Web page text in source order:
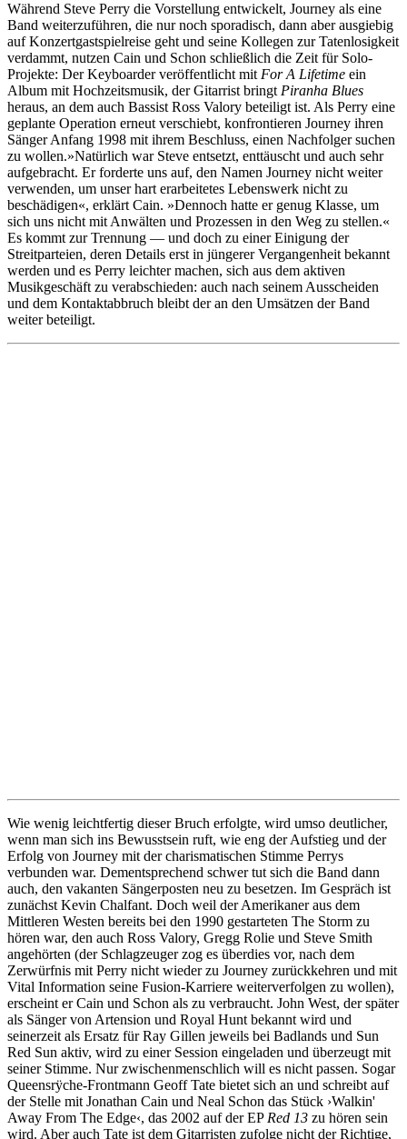
Während Steve Perry die Vorstellung entwickelt, Journey als eine
Band weiterzuführen, die nur noch sporadisch, dann aber ausgiebig
auf Konzertgastspielreise geht und seine Kollegen zur Tatenlosigkeit
verdammt, nutzen Cain und Schon schließlich die Zeit für Solo-
Projekte: Der Keyboarder veröffentlicht mit For A Lifetime ein
Album mit Hochzeitsmusik, der Gitarrist bringt Piranha Blues
heraus, an dem auch Bassist Ross Valory beteiligt ist. Als Perry eine
geplante Operation erneut verschiebt, konfrontieren Journey ihren
Sänger Anfang 1998 mit ihrem Beschluss, einen Nachfolger suchen
zu wollen.»Natürlich war Steve entsetzt, enttäuscht und auch sehr
aufgebracht. Er forderte uns auf, den Namen Journey nicht weiter
verwenden, um unser hart erarbeitetes Lebenswerk nicht zu
beschädigen«, erklärt Cain. »Dennoch hatte er genug Klasse, um
sich uns nicht mit Anwälten und Prozessen in den Weg zu stellen.«
Es kommt zur Trennung — und doch zu einer Einigung der
Streitparteien, deren Details erst in jüngerer Vergangenheit bekannt
werden und es Perry leichter machen, sich aus dem aktiven
Musikgeschäft zu verabschieden: auch nach seinem Ausscheiden
und dem Kontaktabbruch bleibt der an den Umsätzen der Band
weiter beteiligt.
Wie wenig leichtfertig dieser Bruch erfolgte, wird umso deutlicher,
wenn man sich ins Bewusstsein ruft, wie eng der Aufstieg und der
Erfolg von Journey mit der charismatischen Stimme Perrys
verbunden war. Dementsprechend schwer tut sich die Band dann
auch, den vakanten Sängerposten neu zu besetzen. Im Gespräch ist
zunächst Kevin Chalfant. Doch weil der Amerikaner aus dem
Mittleren Westen bereits bei den 1990 gestarteten The Storm zu
hören war, den auch Ross Valory, Gregg Rolie und Steve Smith
angehörten (der Schlagzeuger zog es überdies vor, nach dem
Zerwürfnis mit Perry nicht wieder zu Journey zurückkehren und mit
Vital Information seine Fusion-Karriere weiterverfolgen zu wollen),
erscheint er Cain und Schon als zu verbraucht. John West, der später
als Sänger von Artension und Royal Hunt bekannt wird und
seinerzeit als Ersatz für Ray Gillen jeweils bei Badlands und Sun
Red Sun aktiv, wird zu einer Session eingeladen und überzeugt mit
seiner Stimme. Nur zwischenmenschlich will es nicht passen. Sogar
Queensrÿche-Frontmann Geoff Tate bietet sich an und schreibt auf
der Stelle mit Jonathan Cain und Neal Schon das Stück ›Walkin'
Away From The Edge‹, das 2002 auf der EP Red 13 zu hören sein
wird. Aber auch Tate ist dem Gitarristen zufolge nicht der Richtige,